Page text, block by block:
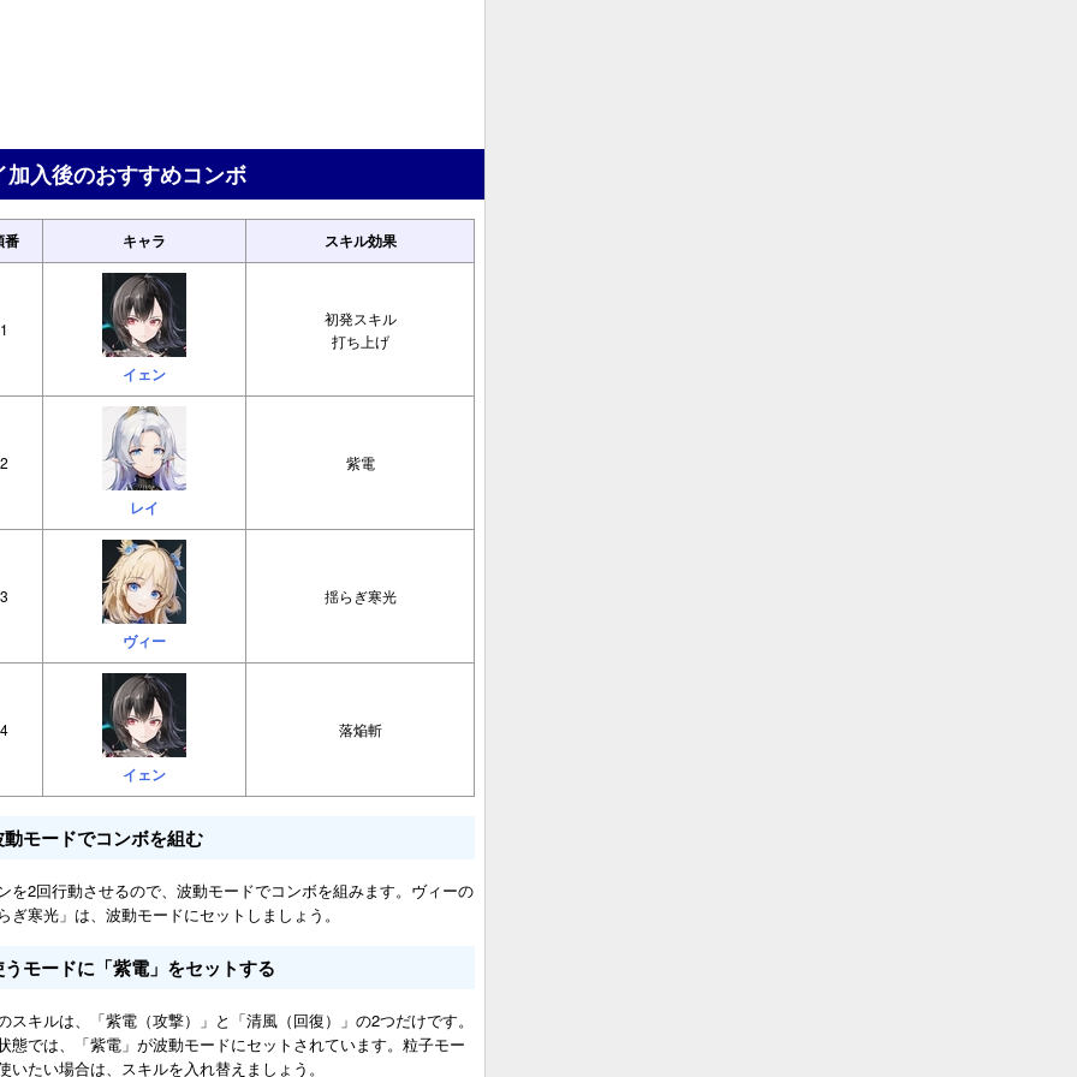
加入後のおすすめコンボ
番 キャラ スキル効果
1
イェン
初発スキル
打ち上げ
2
レイ
紫電
3
ヴィー
揺らぎ寒光
4
イェン
落焔斬
動モードでコンボを組む
を2回行動させるので、波動モードでコンボを組みます。ヴィーの
ぎ寒光」は、波動モードにセットしましょう。
うモードに「紫電」をセットする
スキルは、「紫電（攻撃）」と「清風（回復）」の2つだけです。
態では、「紫電」が波動モードにセットされています。粒子モー
いたい場合は、スキルを入れ替えましょう。